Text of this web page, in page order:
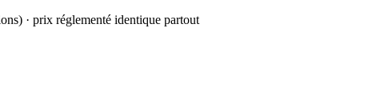
· prix réglementé identique partout